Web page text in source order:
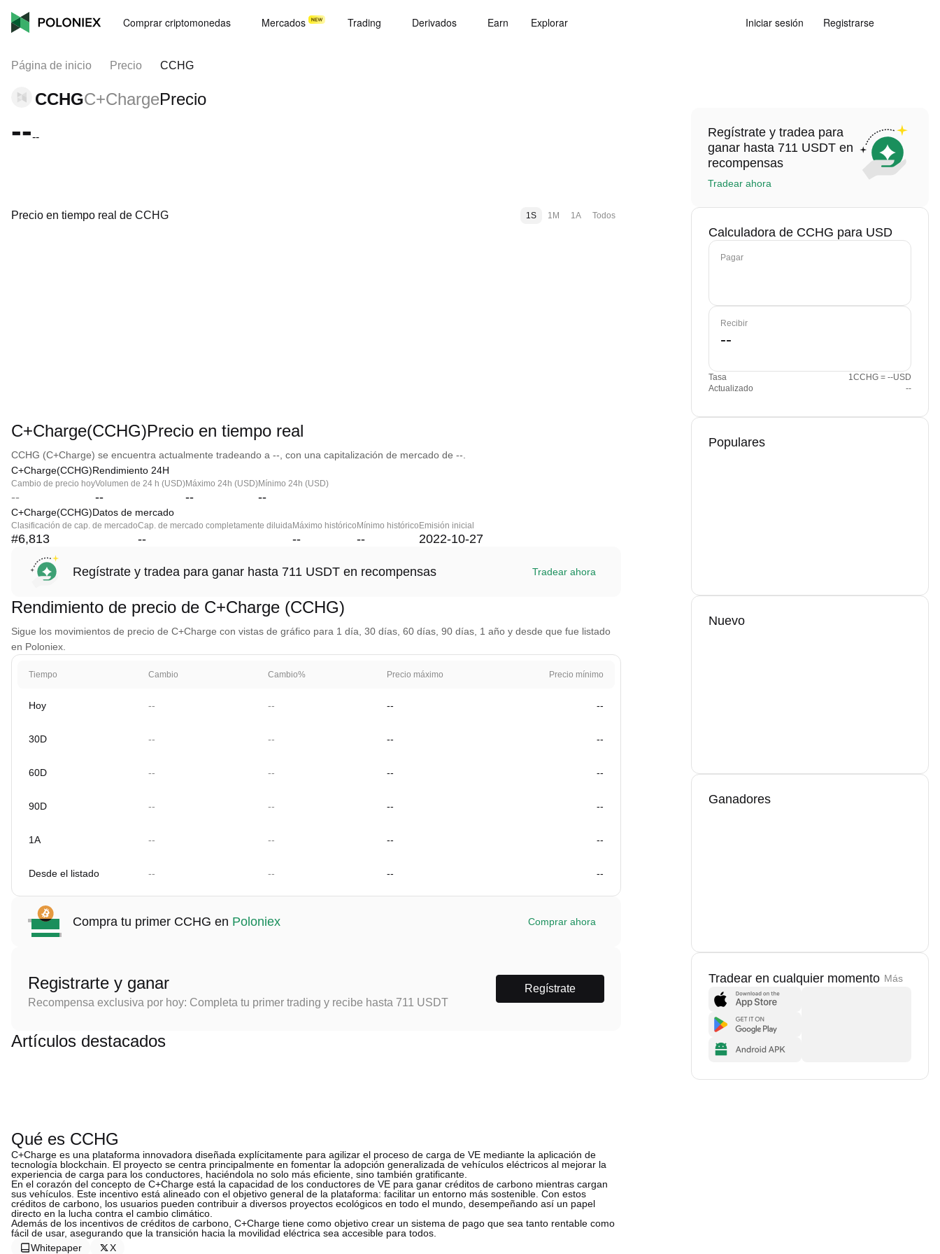
Comprar criptomonedas Mercados Trading Derivados Earn Explorar Iniciar sesión Registrarse
Página de inicio Precio CCHG
CCHGC+ChargePrecio
----
Precio en tiempo real de CCHG 1S 1M 1A Todos
C+Charge(CCHG)Precio en tiempo real
CCHG (C+Charge) se encuentra actualmente tradeando a --, con una capitalización de mercado de --.
C+Charge(CCHG)Rendimiento 24H
Cambio de precio hoy
--
Volumen de 24 h (USD)
--
Máximo 24h (USD)
--
Mínimo 24h (USD)
--
C+Charge(CCHG)Datos de mercado
Clasificación de cap. de mercado
#6,813
Cap. de mercado completamente diluida
--
Máximo histórico
--
Mínimo histórico
--
Emisión inicial
2022-10-27
Regístrate y tradea para ganar hasta 711 USDT en recompensas Tradear ahora
Rendimiento de precio de C+Charge (CCHG)
Sigue los movimientos de precio de C+Charge con vistas de gráfico para 1 día, 30 días, 60 días, 90 días, 1 año y desde que fue listado
en Poloniex.
Tiempo Cambio Cambio% Precio máximo Precio mínimo
Hoy -- -- -- --
30D -- -- -- --
60D -- -- -- --
90D -- -- -- --
1A -- -- -- --
Desde el listado -- -- -- --
Compra tu primer CCHG en Poloniex Comprar ahora
Registrarte y ganar
Recompensa exclusiva por hoy: Completa tu primer trading y recibe hasta 711 USDT
Regístrate
Artículos destacados
Qué es CCHG
C+Charge es una plataforma innovadora diseñada explícitamente para agilizar el proceso de carga de VE mediante la aplicación de
tecnología blockchain. El proyecto se centra principalmente en fomentar la adopción generalizada de vehículos eléctricos al mejorar la
experiencia de carga para los conductores, haciéndola no solo más eficiente, sino también gratificante.
En el corazón del concepto de C+Charge está la capacidad de los conductores de VE para ganar créditos de carbono mientras cargan
sus vehículos. Este incentivo está alineado con el objetivo general de la plataforma: facilitar un entorno más sostenible. Con estos
créditos de carbono, los usuarios pueden contribuir a diversos proyectos ecológicos en todo el mundo, desempeñando así un papel
directo en la lucha contra el cambio climático.
Además de los incentivos de créditos de carbono, C+Charge tiene como objetivo crear un sistema de pago que sea tanto rentable como
fácil de usar, asegurando que la transición hacia la movilidad eléctrica sea accesible para todos.
Whitepaper
X
Regístrate y tradea para
ganar hasta 711 USDT en
recompensas
Tradear ahora
Calculadora de CCHG para USD
Pagar
Recibir
Tasa
1CCHG = --USD
Actualizado
--
Populares
Nuevo
Ganadores
Tradear en cualquier momento Más